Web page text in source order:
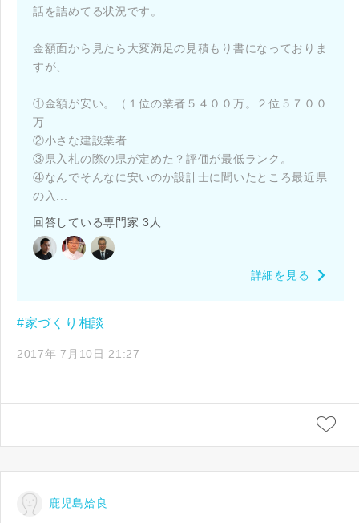
話を詰めてる状況です。
金額面から見たら大変満足の見積もり書になっておりま
すが、
①金額が安い。（１位の業者５４００万。２位５７００
万
②小さな建設業者
③県入札の際の県が定めた？評価が最低ランク。
④なんでそんなに安いのか設計士に聞いたところ最近県
の入...
回答している専門家 3人
詳細を見る
#家づくり相談
2017年 7月10日 21:27
鹿児島姶良